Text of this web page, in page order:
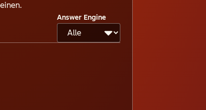
Answer Engine